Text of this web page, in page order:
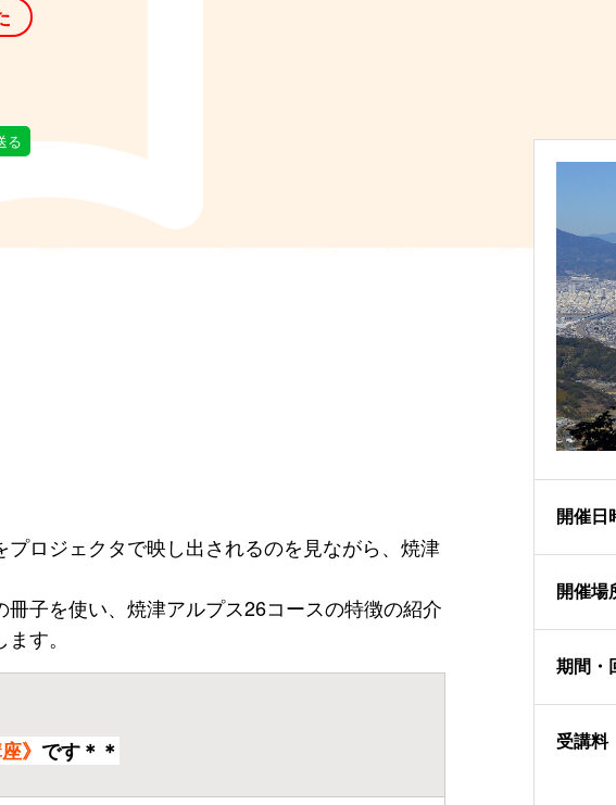
る
ロジェクタで映し出されるのを見ながら、焼津
子を使い、焼津アルプス26コースの特徴の紹介
す。
》 です＊＊
開催日
開催場
期間・
受講料